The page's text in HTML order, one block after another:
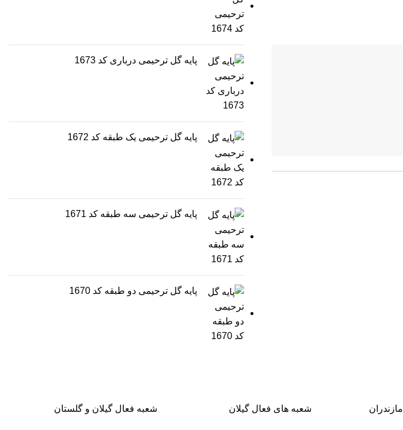
پایه گل ترحیمی درباری کد 1673
پایه گل ترحیمی یک طبقه کد 1672
پایه گل ترحیمی سه طبقه کد 1671
پایه گل ترحیمی دو طبقه کد 1670
شعبه های فعال گیلان شعبه فعال گیلان و گلستان